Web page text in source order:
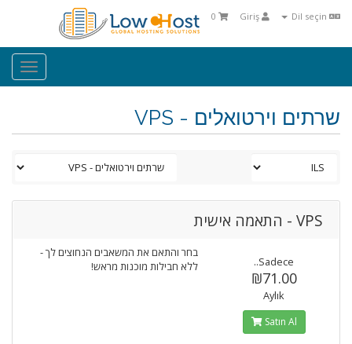
0
שרתים וירטואלים - VPS
VPS - התאמה אישית
בחר והתאם את המשאבים הנחוצים לך -
ללא חבילות מוכנות מראש!
Sadece..
₪71.00
Aylık
Satın Al